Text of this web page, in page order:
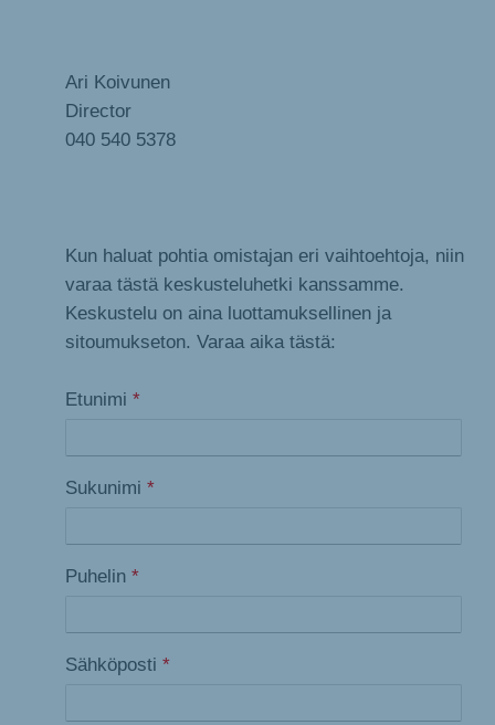
Ari Koivunen
Director
040 540 5378
Kun haluat pohtia omistajan eri vaihtoehtoja, niin
varaa tästä keskusteluhetki kanssamme.
Keskustelu on aina luottamuksellinen ja
sitoumukseton. Varaa aika tästä:
Etunimi *
Sukunimi *
Puhelin *
Sähköposti *